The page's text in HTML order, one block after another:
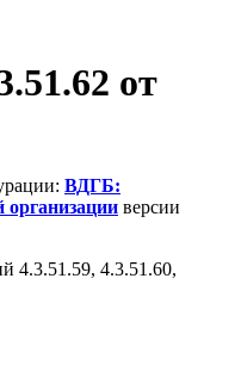
от
ВДГБ:
организации версии
4.3.51.59, 4.3.51.60,